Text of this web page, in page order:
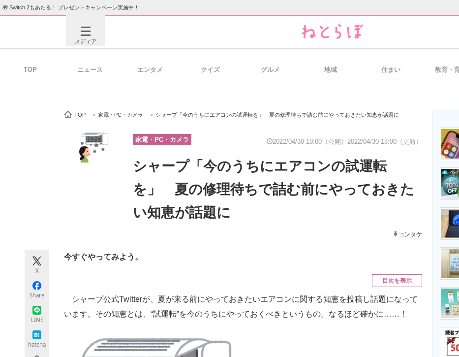
🎁 Switch 2もあたる！ プレゼントキャンペーン実施中！
メディア
ビジネスと働き方のヒント 経営リーダーのコミュニ
製造業のIT導入・活用
エネルギーの専門メデ
TOP ニュース エンタメ クイズ グルメ 地域 住まい 教育・
TOP > 家電・PC・カメラ > シャープ「今のうちにエアコンの試運転を」 夏の修理待ちで詰む前にやっておきたい知恵が話題に
家電・PC・カメラ 2022/04/30 18:00（公開） 2022/04/30 18:00（更新）
シャープ「今のうちにエアコンの試運転
を」 夏の修理待ちで詰む前にやっておきた
い知恵が話題に
コンタケ
X
Share
LINE
hatena
今すぐやってみよう。
目次を表示
シャープ公式Twitterが、夏が来る前にやっておきたいエアコンに関する知恵を投稿し話題になって
います。その知恵とは、“試運転”を今のうちにやっておくべきというもの。なるほど確かに……！